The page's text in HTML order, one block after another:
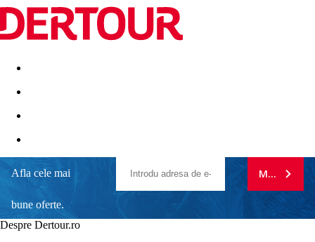
Destinatii Vacanta perfecta OFERTE DE NERATAT
Afla cele mai
bune oferte.
MA
Despre Dertour.ro